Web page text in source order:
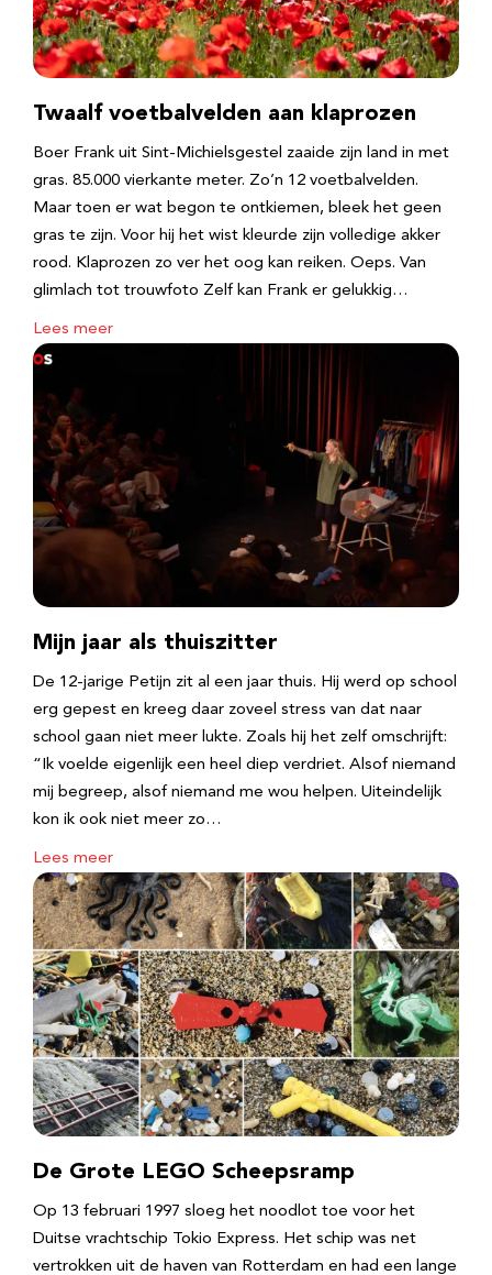
Twaalf voetbalvelden aan klaprozen
Boer Frank uit Sint-Michielsgestel zaaide zijn land in met
gras. 85.000 vierkante meter. Zo’n 12 voetbalvelden.
Maar toen er wat begon te ontkiemen, bleek het geen
gras te zijn. Voor hij het wist kleurde zijn volledige akker
rood. Klaprozen zo ver het oog kan reiken. Oeps. Van
glimlach tot trouwfoto Zelf kan Frank er gelukkig…
Lees meer
Mijn jaar als thuiszitter
De 12-jarige Petijn zit al een jaar thuis. Hij werd op school
erg gepest en kreeg daar zoveel stress van dat naar
school gaan niet meer lukte. Zoals hij het zelf omschrijft:
“Ik voelde eigenlijk een heel diep verdriet. Alsof niemand
mij begreep, alsof niemand me wou helpen. Uiteindelijk
kon ik ook niet meer zo…
Lees meer
De Grote LEGO Scheepsramp
Op 13 februari 1997 sloeg het noodlot toe voor het
Duitse vrachtschip Tokio Express. Het schip was net
vertrokken uit de haven van Rotterdam en had een lange